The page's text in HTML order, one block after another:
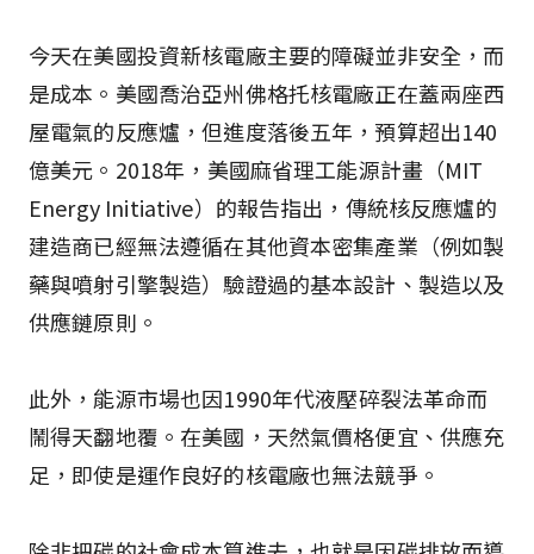
今天在美國投資新核電廠主要的障礙並非安全，而
是成本。美國喬治亞州佛格托核電廠正在蓋兩座西
屋電氣的反應爐，但進度落後五年，預算超出140
億美元。2018年，美國麻省理工能源計畫（MIT
Energy Initiative）的報告指出，傳統核反應爐的
建造商已經無法遵循在其他資本密集產業（例如製
藥與噴射引擎製造）驗證過的基本設計、製造以及
供應鏈原則。
此外，能源市場也因1990年代液壓碎裂法革命而
鬧得天翻地覆。在美國，天然氣價格便宜、供應充
足，即使是運作良好的核電廠也無法競爭。